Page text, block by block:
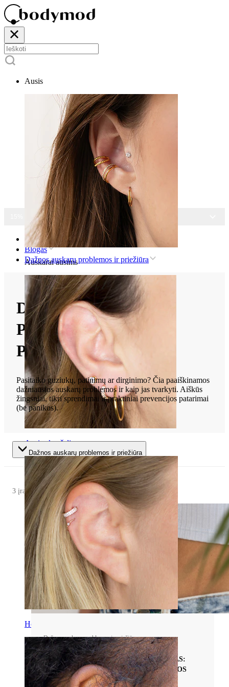
Ausis
Auskarai ausims
Ausies kaušelis
Helix
15% NUOLAIDA VISIEMS PAPUOŠALAMS
Pradžia
Blogas
Dažnos auskarų problemos ir priežiūra
DAŽNOS AUSKARŲ
PROBLEMOS IR
PRIEŽIŪRA
Pasitaiko guziukų, patinimų ar dirginimo? Čia paaiškinamos
dažniausios auskarų problemos ir kaip jas tvarkyti. Aiškūs
žingsniai, tikri sprendimai ir praktiniai prevencijos patarimai
(be panikos).
Dažnos auskarų problemos ir priežiūra
3 įrašai
Dažnos auskarų problemos ir priežiūra
AUSKARŲ Į BAMBĄ GIIJIMO PROCESAS:
ETAPAI, EIGA IR EKSPERTŲ PRIEŽIŪROS
PATARIMAI